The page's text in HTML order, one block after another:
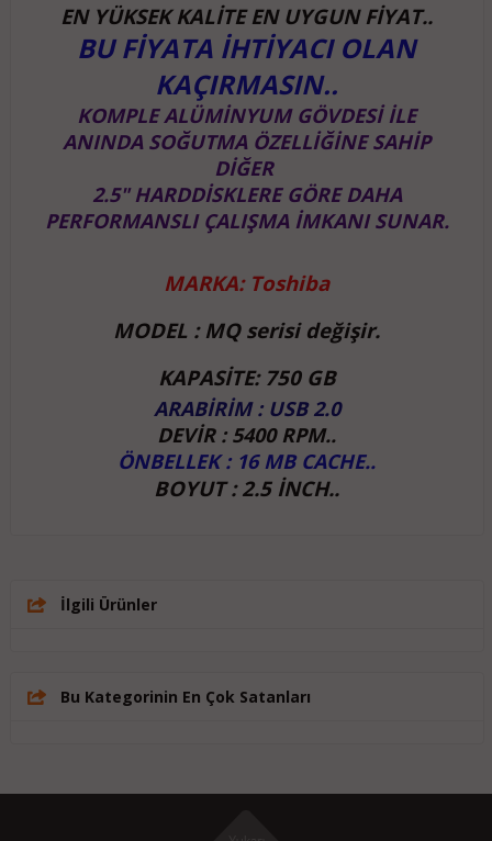
EN YÜKSEK KALİTE EN UYGUN FİYAT..
BU FİYATA İHTİYACI OLAN
KAÇIRMASIN..
KOMPLE ALÜMİNYUM GÖVDESİ İLE
ANINDA SOĞUTMA ÖZELLİĞİNE SAHİP
DİĞER
2.5" HARDDİSKLERE GÖRE DAHA
PERFORMANSLI ÇALIŞMA İMKANI SUNAR.
MARKA: Toshiba
MODEL : MQ serisi değişir.
KAPASİTE: 750 GB
ARABİRİM : USB 2.0
DEVİR : 5400 RPM..
ÖNBELLEK : 16 MB CACHE..
BOYUT : 2.5 İNCH..
İlgili Ürünler
Bu Kategorinin En Çok Satanları